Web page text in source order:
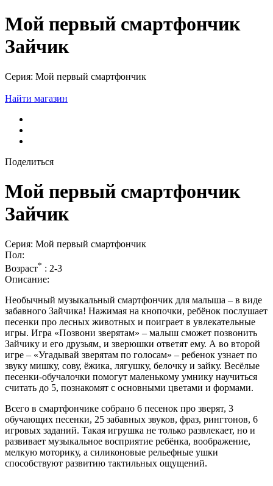
Мой первый смартфончик
Зайчик
Серия: Мой первый смартфончик
Найти магазин
Поделиться
Мой первый смартфончик
Зайчик
Серия: Мой первый смартфончик
Пол:
Возраст* : 2-3
Описание:
Необычный музыкальный смартфончик для малыша – в виде
забавного Зайчика! Нажимая на кнопочки, ребёнок послушает
песенки про лесных животных и поиграет в увлекательные
игры. Игра «Позвони зверятам» – малыш сможет позвонить
Зайчику и его друзьям, и зверюшки ответят ему. А во второй
игре – «Угадывай зверятам по голосам» – ребенок узнает по
звуку мишку, сову, ёжика, лягушку, белочку и зайку. Весёлые
песенки-обучалочки помогут маленькому умнику научиться
считать до 5, познакомят с основными цветами и формами.
Всего в смартфончике собрано 6 песенок про зверят, 3
обучающих песенки, 25 забавных звуков, фраз, рингтонов, 6
игровых заданий. Такая игрушка не только развлекает, но и
развивает музыкальное восприятие ребёнка, воображение,
мелкую моторику, а силиконовые рельефные ушки
способствуют развитию тактильных ощущений.